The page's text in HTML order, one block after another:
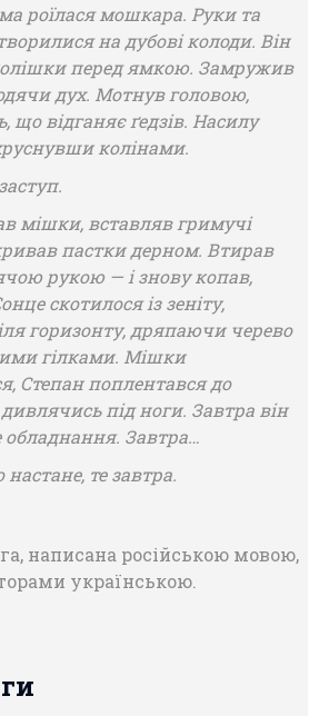
роїлася мошкара. Руки та
на дубові колоди. Він
перед ямкою. Замружив
дух. Мотнув головою,
що відганяє ґедзів. Насилу
колінами.
мішки, вставляв гримучі
пастки дерном. Втирав
рукою — і знову копав,
скотилося із зеніту,
горизонту, дряпаючи черево
гілками. Мішки
Степан поплентався до
під ноги. Завтра він
обладнання. Завтра…
те завтра.
написана російською мовою,
українською.